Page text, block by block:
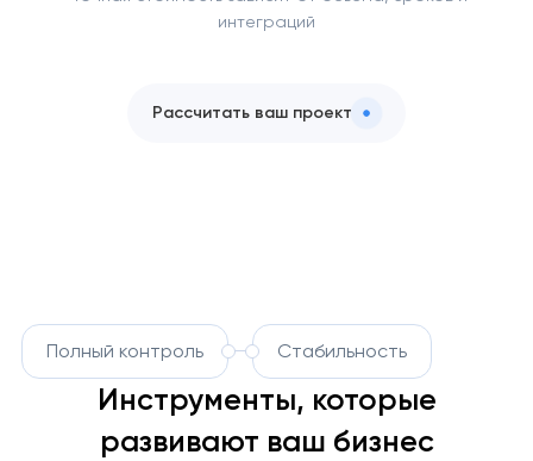
интеграций
Рассчитать ваш проект
Полный контроль Стабильность
Инструменты, которые
развивают ваш бизнес